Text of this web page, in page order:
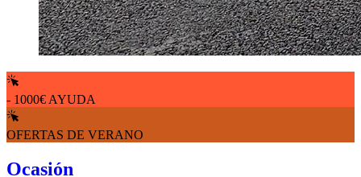
- 1000€ AYUDA
OFERTAS DE VERANO
Ocasión